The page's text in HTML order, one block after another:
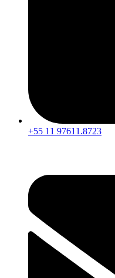
+55 11 97611.8723